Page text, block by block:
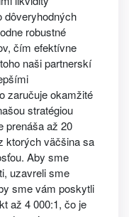
dôveryhodných
robustné
čím efektívne
naši partnerskí
zaručuje okamžité
stratégiou
prenáša až 20
ktorých väčšina sa
Aby sme
uzavreli sme
sme vám poskytli
až 4 000:1, čo je